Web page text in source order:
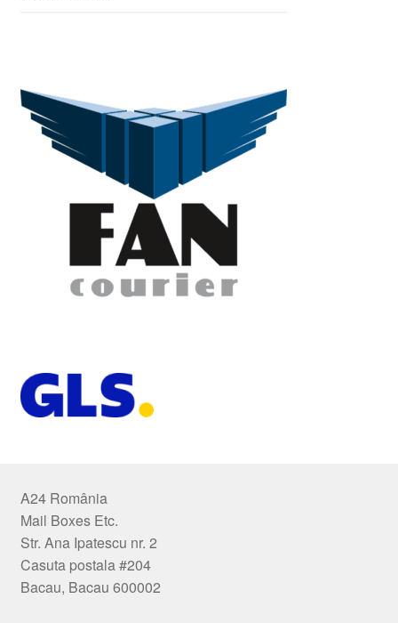
A24 România
Mail Boxes Etc.
Str. Ana Ipatescu nr. 2
Casuta postala #204
Bacau, Bacau 600002